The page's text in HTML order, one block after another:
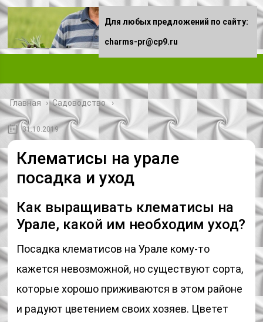
Главная › Садоводство
31.10.2019
Клематисы на урале
посадка и уход
Как выращивать клематисы на
Урале, какой им необходим уход?
Посадка клематисов на Урале кому-то
кажется невозможной, но существуют сорта,
которые хорошо приживаются в этом районе
и радуют цветением своих хозяев. Цветет
Для любых предложений по сайту:
charms-pr@cp9.ru